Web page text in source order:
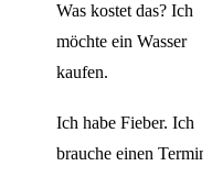
Was kostet das? Ich
möchte ein Wasser
kaufen.
Ich habe Fieber. Ich
brauche einen Termin.